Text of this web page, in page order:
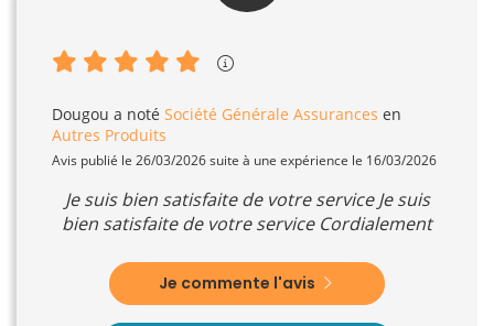
Dougou a noté Société Générale Assurances en
Autres Produits
Avis publié le 26/03/2026 suite à une expérience le 16/03/2026
Je suis bien satisfaite de votre service Je suis
bien satisfaite de votre service Cordialement
Je commente l'avis